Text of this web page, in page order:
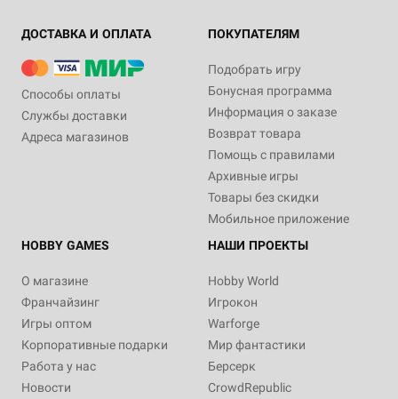
ДОСТАВКА И ОПЛАТА
Способы оплаты
Службы доставки
Адреса магазинов
ПОКУПАТЕЛЯМ
Подобрать игру
Бонусная программа
Информация о заказе
Возврат товара
Помощь с правилами
Архивные игры
Товары без скидки
Мобильное приложение
HOBBY GAMES
О магазине
Франчайзинг
Игры оптом
Корпоративные подарки
Работа у нас
Новости
НАШИ ПРОЕКТЫ
Hobby World
Игрокон
Warforge
Мир фантастики
Берсерк
CrowdRepublic